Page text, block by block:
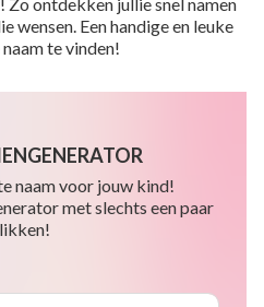
wensen. Een handige en leuke
te vinden!
naam voor jouw kind!
met slechts een paar